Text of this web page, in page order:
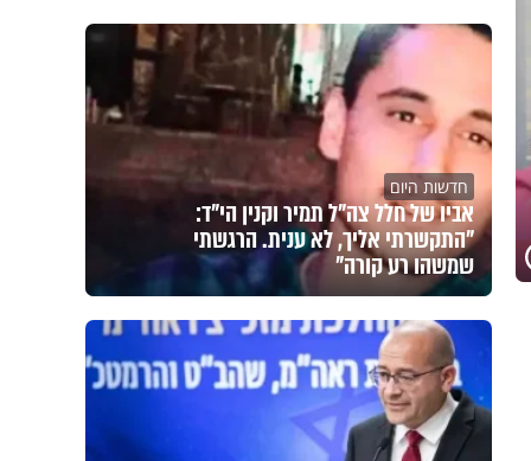
חדשות היום
אביו של חלל צה"ל תמיר וקנין הי"ד:
"התקשרתי אליך, לא ענית. הרגשתי
שמשהו רע קורה"